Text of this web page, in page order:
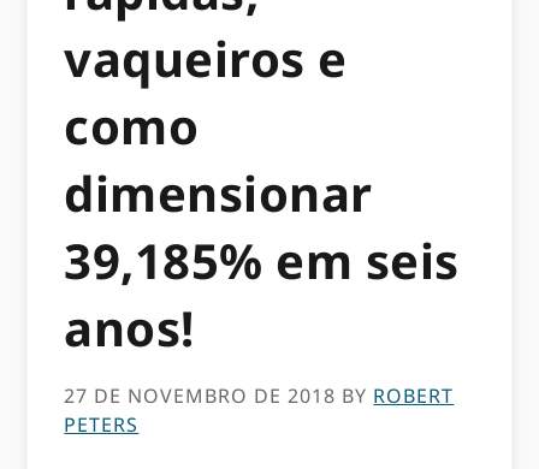
vaqueiros e
como
dimensionar
39,185% em seis
anos!
27 DE NOVEMBRO DE 2018 BY ROBERT
PETERS